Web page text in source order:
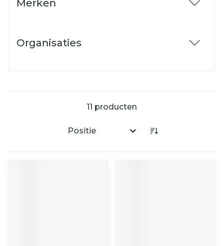
Merken
Organisaties
11 producten
Sorteer op: